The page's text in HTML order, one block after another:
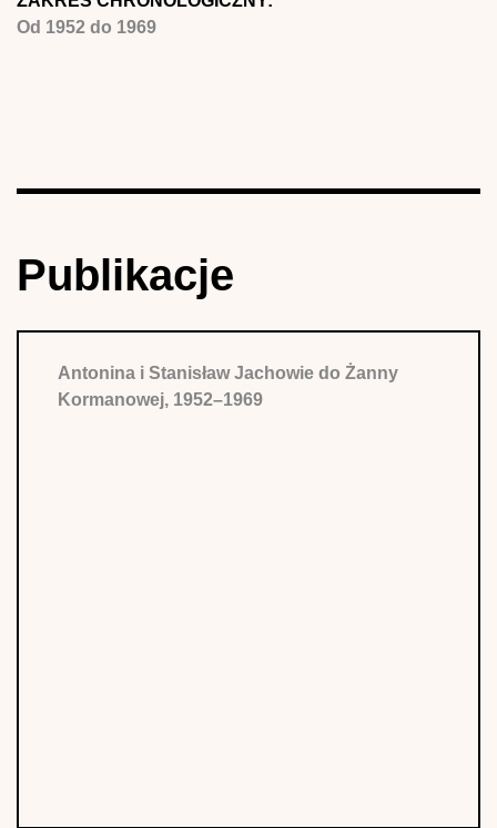
Od 1952 do 1969
Publikacje
Antonina i Stanisław Jachowie do Żanny
Kormanowej, 1952–1969